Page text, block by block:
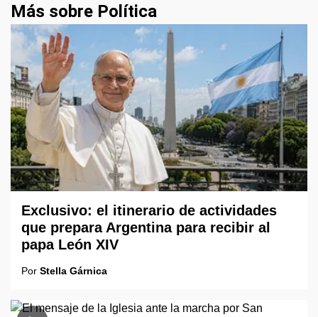
Más sobre Política
Exclusivo: el itinerario de actividades
que prepara Argentina para recibir al
papa León XIV
Por Stella Gárnica